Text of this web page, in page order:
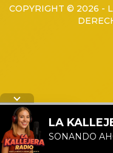
COPYRIGHT © 2026 -
LA
SONANDO
Letra de la cancion